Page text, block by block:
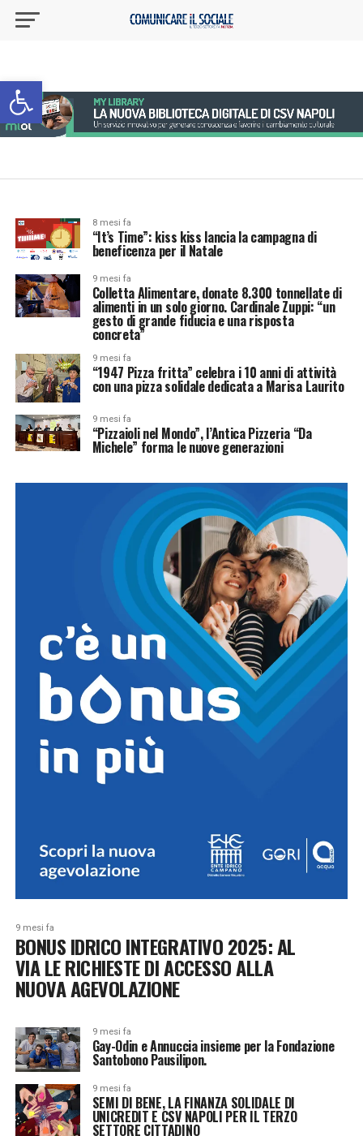
Apri la barra degli strumenti
8 mesi fa
“It’s Time”: kiss kiss lancia la campagna di
beneficenza per il Natale
9 mesi fa
Colletta Alimentare, donate 8.300 tonnellate di
alimenti in un solo giorno. Cardinale Zuppi: “un
gesto di grande fiducia e una risposta
concreta”
9 mesi fa
“1947 Pizza fritta” celebra i 10 anni di attività
con una pizza solidale dedicata a Marisa Laurito
9 mesi fa
“Pizzaioli nel Mondo”, l’Antica Pizzeria “Da
Michele” forma le nuove generazioni
9 mesi fa
BONUS IDRICO INTEGRATIVO 2025: AL
VIA LE RICHIESTE DI ACCESSO ALLA
NUOVA AGEVOLAZIONE
9 mesi fa
Gay-Odin e Annuccia insieme per la Fondazione
Santobono Pausilipon.
9 mesi fa
SEMI DI BENE, LA FINANZA SOLIDALE DI
UNICREDIT E CSV NAPOLI PER IL TERZO
SETTORE CITTADINO